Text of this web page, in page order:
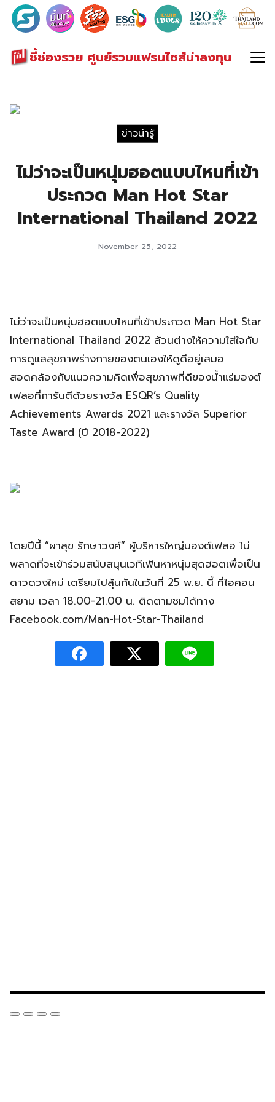
ชี้ช่องรวย ศูนย์รวมแฟรนไชส์น่าลงทุน
Search
for:
ข่าวน่ารู้
ไม่ว่าจะเป็นหนุ่มฮอตแบบไหนที่เข้า
ประกวด Man Hot Star
International Thailand 2022
November 25, 2022
ไม่ว่าจะเป็นหนุ่มฮอตแบบไหนที่เข้าประกวด Man Hot Star
International Thailand 2022 ล้วนต่างให้ความใส่ใจกับ
การดูแลสุขภาพร่างกายของตนเองให้ดูดีอยู่เสมอ
สอดคล้องกับแนวความคิดเพื่อสุขภาพที่ดีของน้ำแร่มองต์
เฟลอที่การันตีด้วยรางวัล ESQR’s Quality
Achievements Awards 2021 และรางวัล Superior
Taste Award (ปี 2018-2022)
โดยปีนี้ “ผาสุข รักษาวงศ์” ผู้บริหารใหญ่มองต์เฟลอ ไม่
พลาดที่จะเข้าร่วมสนับสนุนเวทีเฟ้นหาหนุ่มสุดฮอตเพื่อเป็น
ดาวดวงใหม่ เตรียมไปลุ้นกันในวันที่ 25 พ.ย. นี้ ที่ไอคอน
สยาม เวลา 18.00-21.00 น. ติดตามชมได้ทาง
Facebook.com/Man-Hot-Star-Thailand